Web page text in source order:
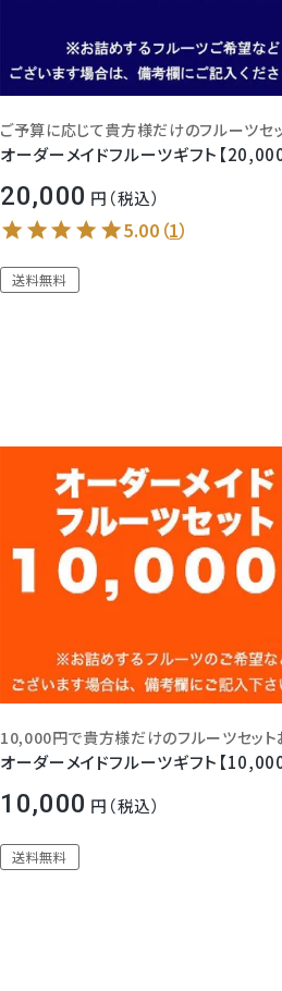
オーダーメイドフルーツギフト【20,000
20,000 税込
5.00 （1）
送料無料
オーダーメイドフルーツギフト【10,000
10,000 税込
送料無料